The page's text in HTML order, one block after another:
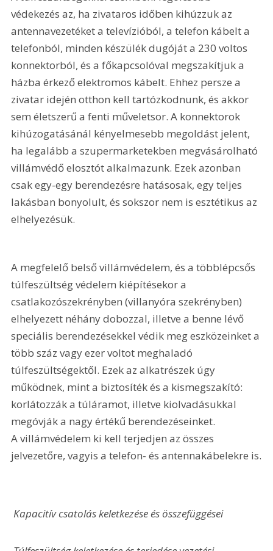
védekezés az, ha zivataros időben kihúzzuk az
antennavezetéket a televízióból, a telefon kábelt a
telefonból, minden készülék dugóját a 230 voltos
konnektorból, és a főkapcsolóval megszakítjuk a
házba érkező elektromos kábelt. Ehhez persze a
zivatar idején otthon kell tartózkodnunk, és akkor
sem életszerű a fenti műveletsor. A konnektorok
kihúzogatásánál kényelmesebb megoldást jelent,
ha legalább a szupermarketekben megvásárolható
villámvédő elosztót alkalmazunk. Ezek azonban
csak egy-egy berendezésre hatásosak, egy teljes
lakásban bonyolult, és sokszor nem is esztétikus az
elhelyezésük.
A megfelelő belső villámvédelem, és a többlépcsős
túlfeszültség védelem kiépítésekor a
csatlakozószekrényben (villanyóra szekrényben)
elhelyezett néhány dobozzal, illetve a benne lévő
speciális berendezésekkel védik meg eszközeinket a
több száz vagy ezer voltot meghaladó
túlfeszültségektől. Ezek az alkatrészek úgy
működnek, mint a biztosíték és a kismegszakító:
korlátozzák a túláramot, illetve kiolvadásukkal
megóvják a nagy értékű berendezéseinket.
A villámvédelem ki kell terjedjen az összes
jelvezetőre, vagyis a telefon- és antennakábelekre is.
Kapacitív csatolás keletkezése és összefüggései